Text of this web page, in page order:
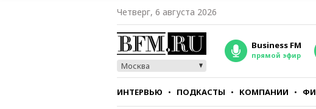
Четверг, 6 августа 2026
Москва
Business FM
прямой эфир
ИНТЕРВЬЮ ПОДКАСТЫ КОМПАНИИ